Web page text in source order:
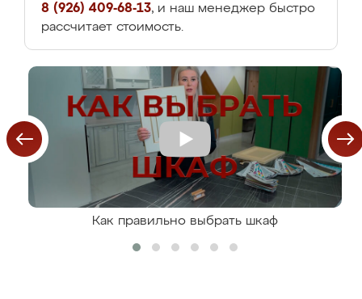
8 (926) 409-68-13, и наш менеджер быстро
рассчитает стоимость.
Как правильно выбрать шкаф